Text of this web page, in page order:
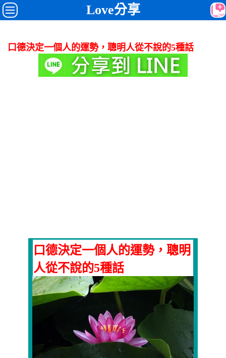
Love分享
口德決定一個人的運勢，聰明人從不說的5種話
口德決定一個人的運勢，聰明
人從不說的5種話